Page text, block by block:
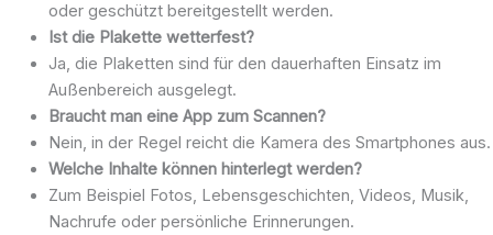
oder geschützt bereitgestellt werden.
Ist die Plakette wetterfest?
Ja, die Plaketten sind für den dauerhaften Einsatz im
Außenbereich ausgelegt.
Braucht man eine App zum Scannen?
Nein, in der Regel reicht die Kamera des Smartphones aus.
Welche Inhalte können hinterlegt werden?
Zum Beispiel Fotos, Lebensgeschichten, Videos, Musik,
Nachrufe oder persönliche Erinnerungen.